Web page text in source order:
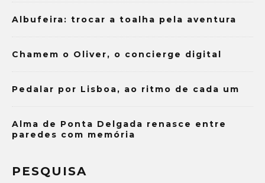
Albufeira: trocar a toalha pela aventura
Chamem o Oliver, o concierge digital
Pedalar por Lisboa, ao ritmo de cada um
Alma de Ponta Delgada renasce entre
paredes com memória
PESQUISA